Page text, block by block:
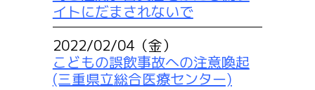
イトにだまされないで
2022/02/04（金）
こどもの誤飲事故への注意喚起
(三重県立総合医療センター)